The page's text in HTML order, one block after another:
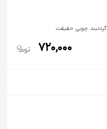
گردنبند چوبی حقیقت
720,000